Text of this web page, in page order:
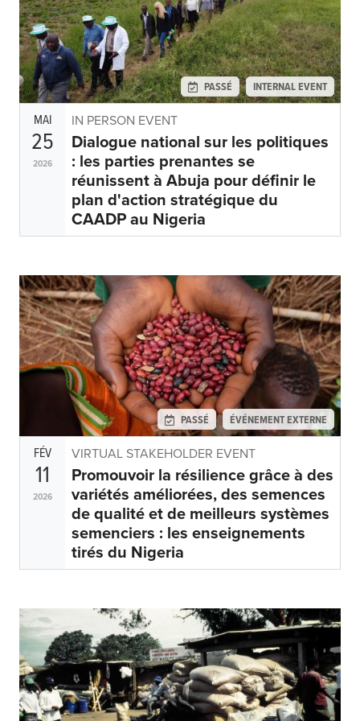
Ressources
Cours de Formation
À propos
Contact
S'abonner
PORTALS
Food Security Portal
Africa South of the Sahara: English Subportal
L'Afrique au Sud du Sahara: Portail Français
PASSÉ INTERNAL EVENT
MAI
25
2026
IN PERSON EVENT
Dialogue national sur les politiques
: les parties prenantes se
réunissent à Abuja pour définir le
plan d'action stratégique du
CAADP au Nigeria
PASSÉ ÉVÉNEMENT EXTERNE
FÉV
11
2026
VIRTUAL STAKEHOLDER EVENT
Promouvoir la résilience grâce à des
variétés améliorées, des semences
de qualité et de meilleurs systèmes
semenciers : les enseignements
tirés du Nigeria